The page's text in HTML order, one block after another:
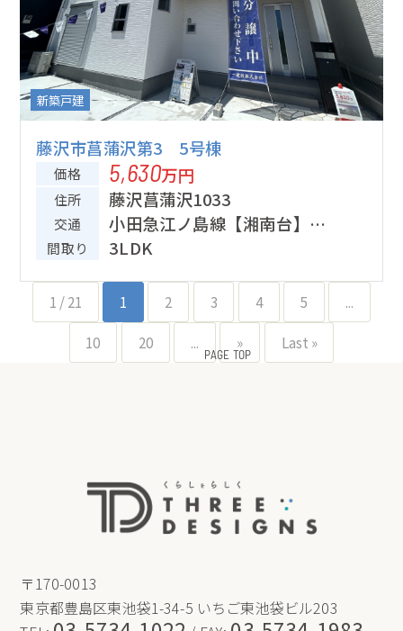
新築戸建
藤沢市菖蒲沢第3 5号棟
価格 5,630万円
住所 藤沢菖蒲沢1033
交通
小田急江ノ島線【湘南台】
駅 バス5分「南大山」停歩7
間取り 3LDK
1 / 21 1 2 3 4 5 ...
10 20 ... » Last »
〒170-0013
東京都豊島区東池袋1-34-5 いちご東池袋ビル203
PAGE TOP